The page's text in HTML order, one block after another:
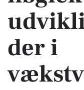
der i